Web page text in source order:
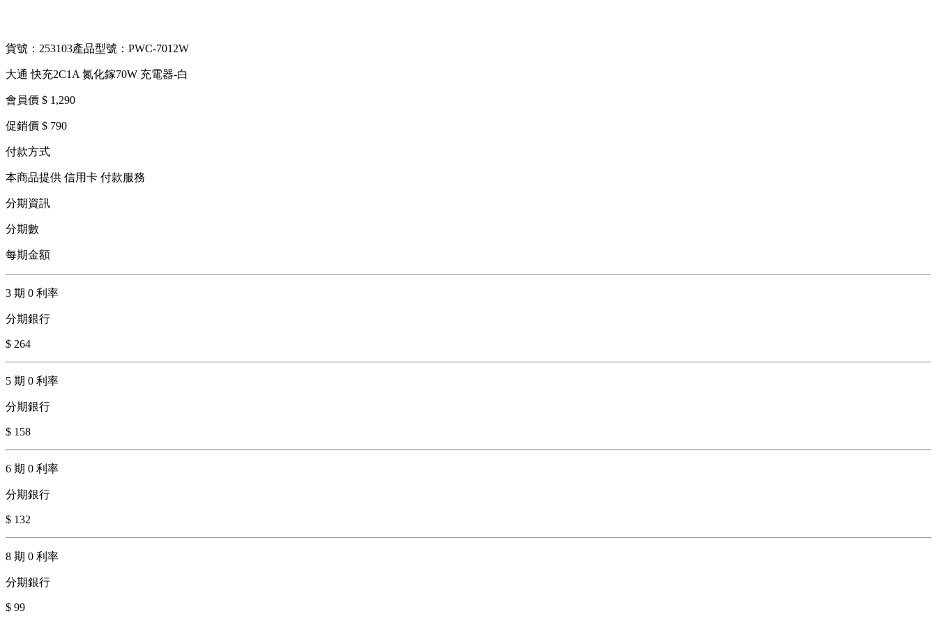
貨號：253103產品型號：PWC-7012W
大通 快充2C1A 氮化鎵70W 充電器-白
會員價 $ 1,290
促銷價 $ 790
付款方式
本商品提供 信用卡 付款服務
分期資訊
分期數
每期金額
3 期 0 利率
分期銀行
$ 264
5 期 0 利率
分期銀行
$ 158
6 期 0 利率
分期銀行
$ 132
8 期 0 利率
分期銀行
$ 99